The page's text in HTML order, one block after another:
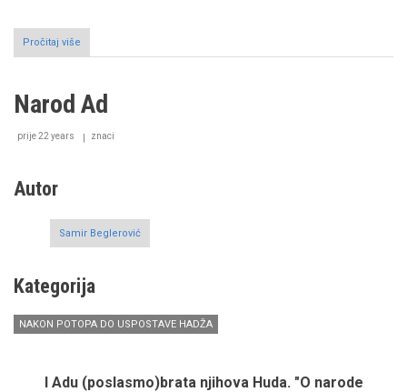
Pročitaj više
Kazivanje
III
Kazivanje
Arebiju
Narod Ad
prije 22 years znaci
Autor
Samir Beglerović
Kategorija
NAKON POTOPA DO USPOSTAVE HADŽA
I Adu (poslasmo)brata njihova Huda. "O narode